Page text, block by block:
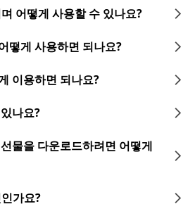
어떻게 사용할 수 있나요?
떻게 사용하면 되나요?
이용하면 되나요?
나요?
물을 다운로드하려면 어떻게
가요?